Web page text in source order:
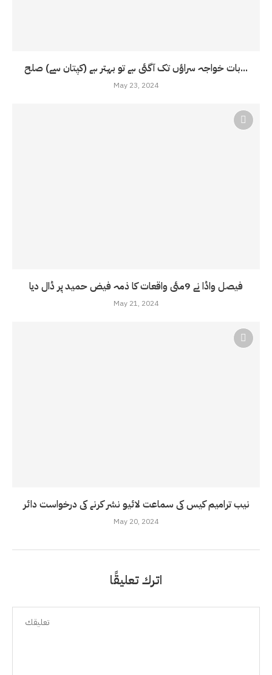
بات خواجہ سراؤں تک آگئی ہے تو بہتر ہے (کپتان سے) صلح...
May 23, 2024
فیصل واڈا نے 9مئی واقعات کا ذمہ فیض حمید پر ڈال دیا
May 21, 2024
نیب ترامیم کیس کی سماعت لائیو نشر کرنے کی درخواست دائر
May 20, 2024
اترك تعليقًا